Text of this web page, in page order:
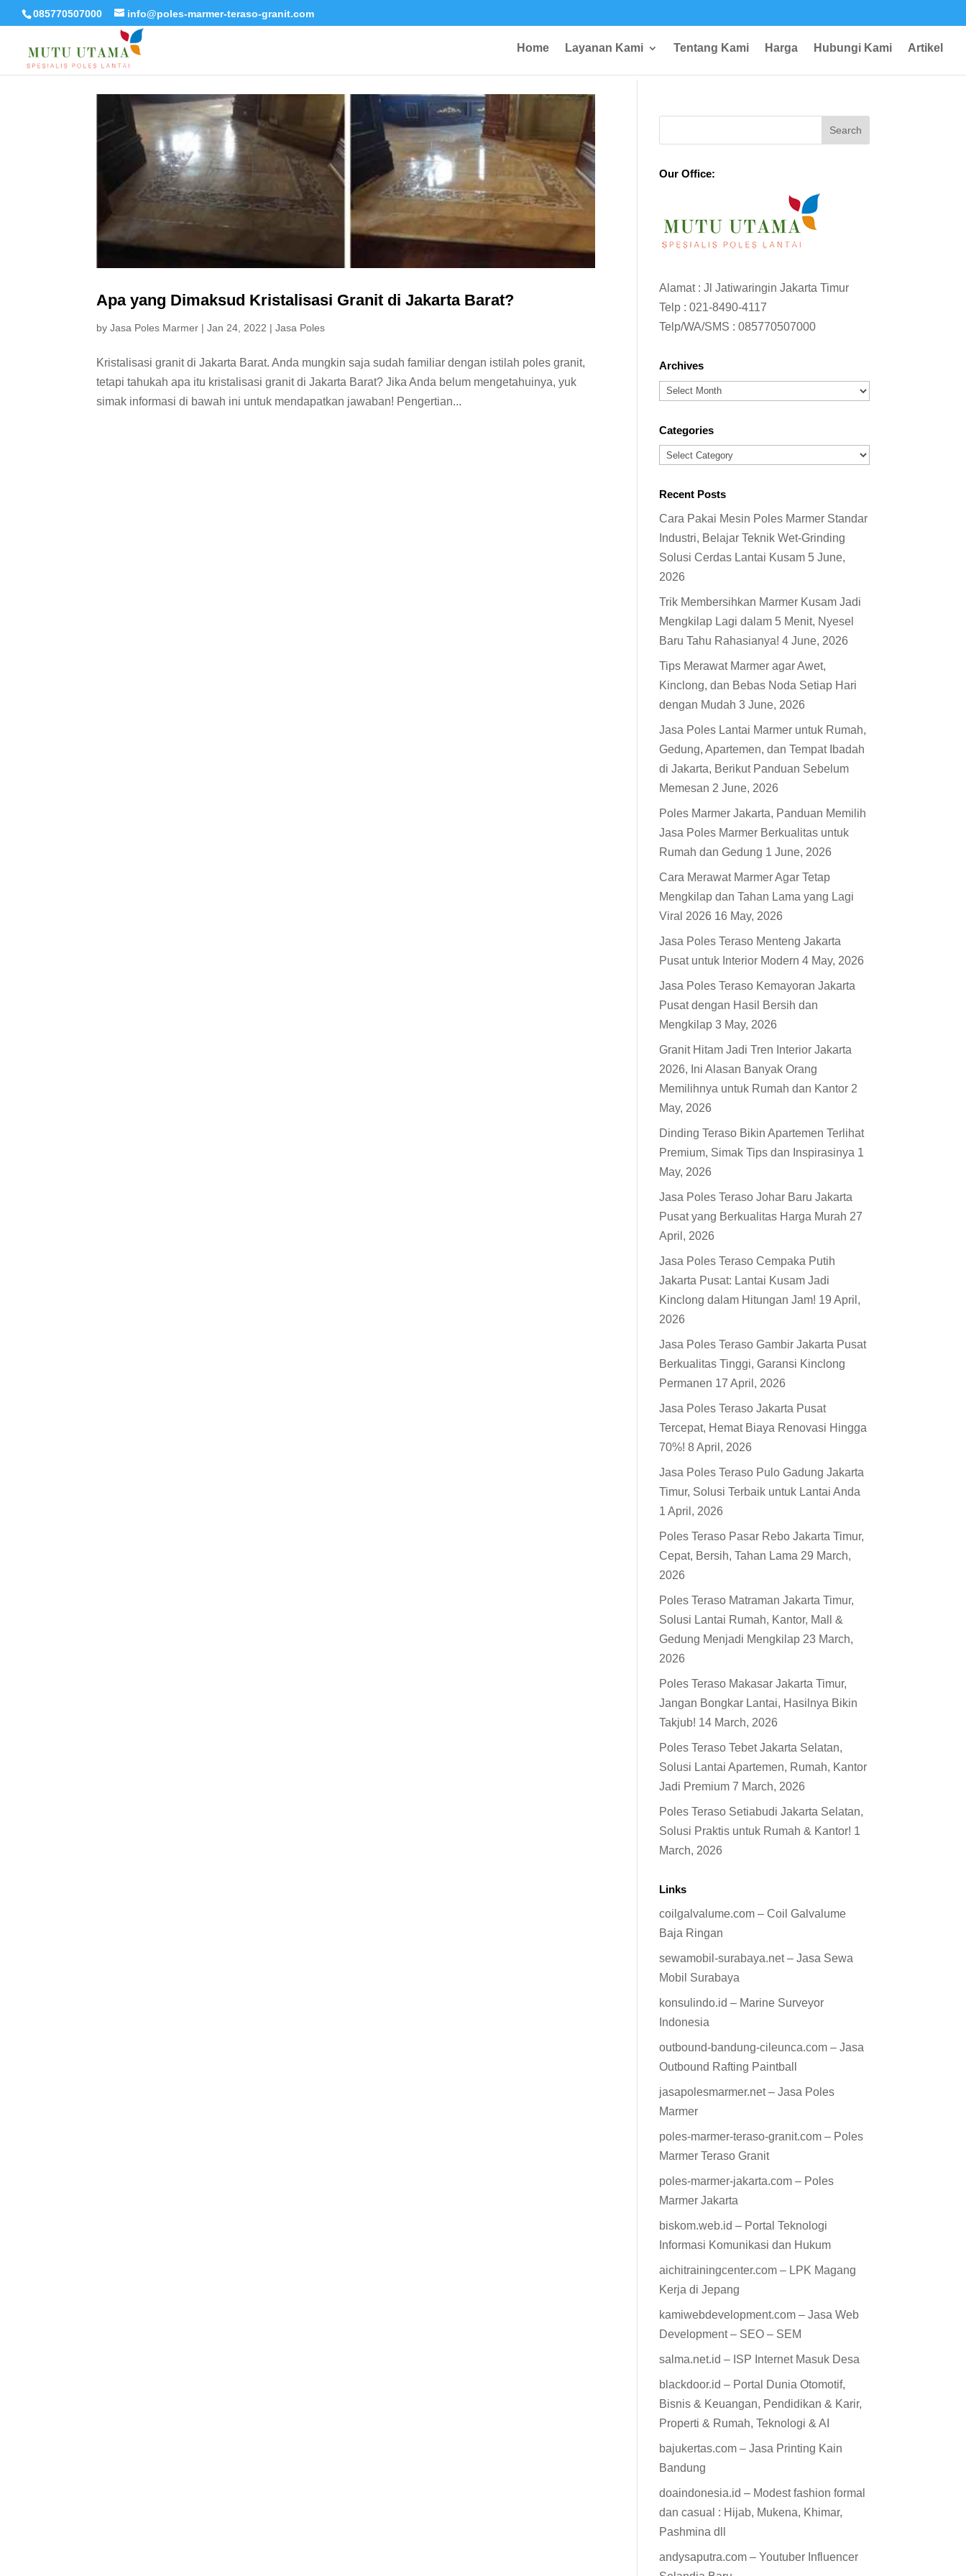
085770507000 info@poles-marmer-teraso-granit.com
Home Layanan Kami Tentang Kami Harga Hubungi Kami Artikel
Apa yang Dimaksud Kristalisasi Granit di Jakarta Barat?
byJasa Poles Marmer |Jan 24, 2022 |Jasa Poles
Kristalisasi granit di Jakarta Barat. Anda mungkin saja sudah familiar dengan istilah poles granit,
tetapi tahukah apa itu kristalisasi granit di Jakarta Barat? Jika Anda belum mengetahuinya, yuk
simak informasi di bawah ini untuk mendapatkan jawaban! Pengertian...
Our Office:
Alamat : Jl Jatiwaringin Jakarta Timur
Telp :021-8490-4117
Telp/WA/SMS :085770507000
Archives
Archives
Categories
Categories
Recent Posts
Cara Pakai Mesin Poles Marmer Standar
Industri, Belajar Teknik Wet-Grinding
Solusi Cerdas Lantai Kusam 5 June,
2026
Trik Membersihkan Marmer Kusam Jadi
Mengkilap Lagi dalam 5 Menit, Nyesel
Baru Tahu Rahasianya! 4 June, 2026
Tips Merawat Marmer agar Awet,
Kinclong, dan Bebas Noda Setiap Hari
dengan Mudah 3 June, 2026
Jasa Poles Lantai Marmer untuk Rumah,
Gedung, Apartemen, dan Tempat Ibadah
di Jakarta, Berikut Panduan Sebelum
Memesan 2 June, 2026
Poles Marmer Jakarta, Panduan Memilih
Jasa Poles Marmer Berkualitas untuk
Rumah dan Gedung 1 June, 2026
Cara Merawat Marmer Agar Tetap
Mengkilap dan Tahan Lama yang Lagi
Viral 2026 16 May, 2026
Jasa Poles Teraso Menteng Jakarta
Pusat untuk Interior Modern 4 May, 2026
Jasa Poles Teraso Kemayoran Jakarta
Pusat dengan Hasil Bersih dan
Mengkilap 3 May, 2026
Granit Hitam Jadi Tren Interior Jakarta
2026, Ini Alasan Banyak Orang
Memilihnya untuk Rumah dan Kantor 2
May, 2026
Dinding Teraso Bikin Apartemen Terlihat
Premium, Simak Tips dan Inspirasinya 1
May, 2026
Jasa Poles Teraso Johar Baru Jakarta
Pusat yang Berkualitas Harga Murah 27
April, 2026
Jasa Poles Teraso Cempaka Putih
Jakarta Pusat: Lantai Kusam Jadi
Kinclong dalam Hitungan Jam! 19 April,
2026
Jasa Poles Teraso Gambir Jakarta Pusat
Berkualitas Tinggi, Garansi Kinclong
Permanen 17 April, 2026
Jasa Poles Teraso Jakarta Pusat
Tercepat, Hemat Biaya Renovasi Hingga
70%! 8 April, 2026
Jasa Poles Teraso Pulo Gadung Jakarta
Timur, Solusi Terbaik untuk Lantai Anda
1 April, 2026
Poles Teraso Pasar Rebo Jakarta Timur,
Cepat, Bersih, Tahan Lama 29 March,
2026
Poles Teraso Matraman Jakarta Timur,
Solusi Lantai Rumah, Kantor, Mall &
Gedung Menjadi Mengkilap 23 March,
2026
Poles Teraso Makasar Jakarta Timur,
Jangan Bongkar Lantai, Hasilnya Bikin
Takjub! 14 March, 2026
Poles Teraso Tebet Jakarta Selatan,
Solusi Lantai Apartemen, Rumah, Kantor
Jadi Premium 7 March, 2026
Poles Teraso Setiabudi Jakarta Selatan,
Solusi Praktis untuk Rumah & Kantor! 1
March, 2026
Links
coilgalvalume.com – Coil Galvalume
Baja Ringan
sewamobil-surabaya.net – Jasa Sewa
Mobil Surabaya
konsulindo.id – Marine Surveyor
Indonesia
outbound-bandung-cileunca.com – Jasa
Outbound Rafting Paintball
jasapolesmarmer.net – Jasa Poles
Marmer
poles-marmer-teraso-granit.com – Poles
Marmer Teraso Granit
poles-marmer-jakarta.com – Poles
Marmer Jakarta
biskom.web.id – Portal Teknologi
Informasi Komunikasi dan Hukum
aichitrainingcenter.com – LPK Magang
Kerja di Jepang
kamiwebdevelopment.com – Jasa Web
Development – SEO – SEM
salma.net.id – ISP Internet Masuk Desa
blackdoor.id – Portal Dunia Otomotif,
Bisnis & Keuangan, Pendidikan & Karir,
Properti & Rumah, Teknologi & AI
bajukertas.com – Jasa Printing Kain
Bandung
doaindonesia.id – Modest fashion formal
dan casual : Hijab, Mukena, Khimar,
Pashmina dll
andysaputra.com – Youtuber Influencer